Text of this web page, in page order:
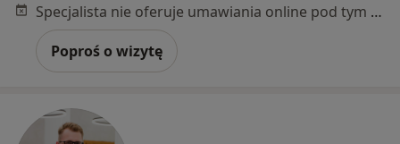
Specjalista nie oferuje umawiania online pod tym adresem.
Poproś o wizytę